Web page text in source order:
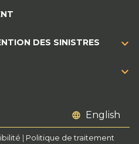
DES SINISTRES
English
Politique de traitement